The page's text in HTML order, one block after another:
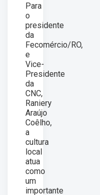
Para
o
presidente
da
Fecomércio/RO,
e
Vice-
Presidente
da
CNC,
Raniery
Araújo
Coêlho,
a
cultura
local
atua
como
um
importante